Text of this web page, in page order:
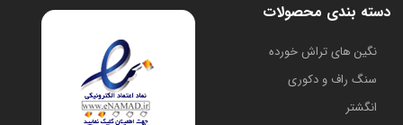
دسته بندی محصولات
​نگین های تراش خورده
سنگ راف و دکوری
انگشتر